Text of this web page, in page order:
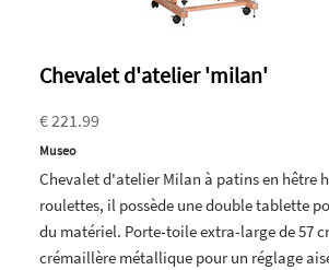
Chevalet d'atelier 'milan'
€ 221.99
Museo
Chevalet d'atelier Milan à patins en hêtre
roulettes, il possède une double tablette
du matériel. Porte-toile extra-large de 57
crémaillère métallique pour un réglage